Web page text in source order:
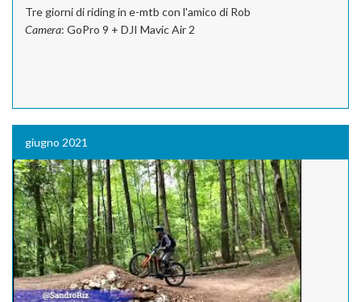
Tre giorni di riding in e-mtb con l'amico di Rob
Camera: GoPro 9 + DJI Mavic Air 2
giugno 2021